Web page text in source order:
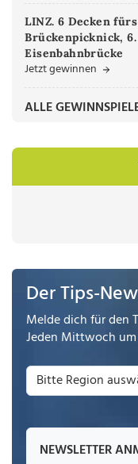
LINZ. 6 Decken
Brückenpicknick,
Eisenbahnbrücke
Jetzt gewinnen
ALLE
Der Tips-
Melde dich für den
Jeden Mittwoch um
NEWSLETTER